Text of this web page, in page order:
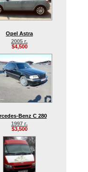
Opel Astra
2005 г.
$4,500
Benz C 280
1997 г.
$3,500